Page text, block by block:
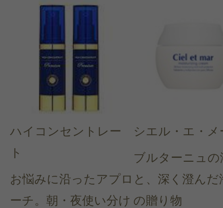
ハイコンセントレー
ト
お悩みに沿ったアプロ
ーチ。朝・夜使い分け
シエル・エ・メ
ブルターニュの
と、深く澄んだ
の贈り物